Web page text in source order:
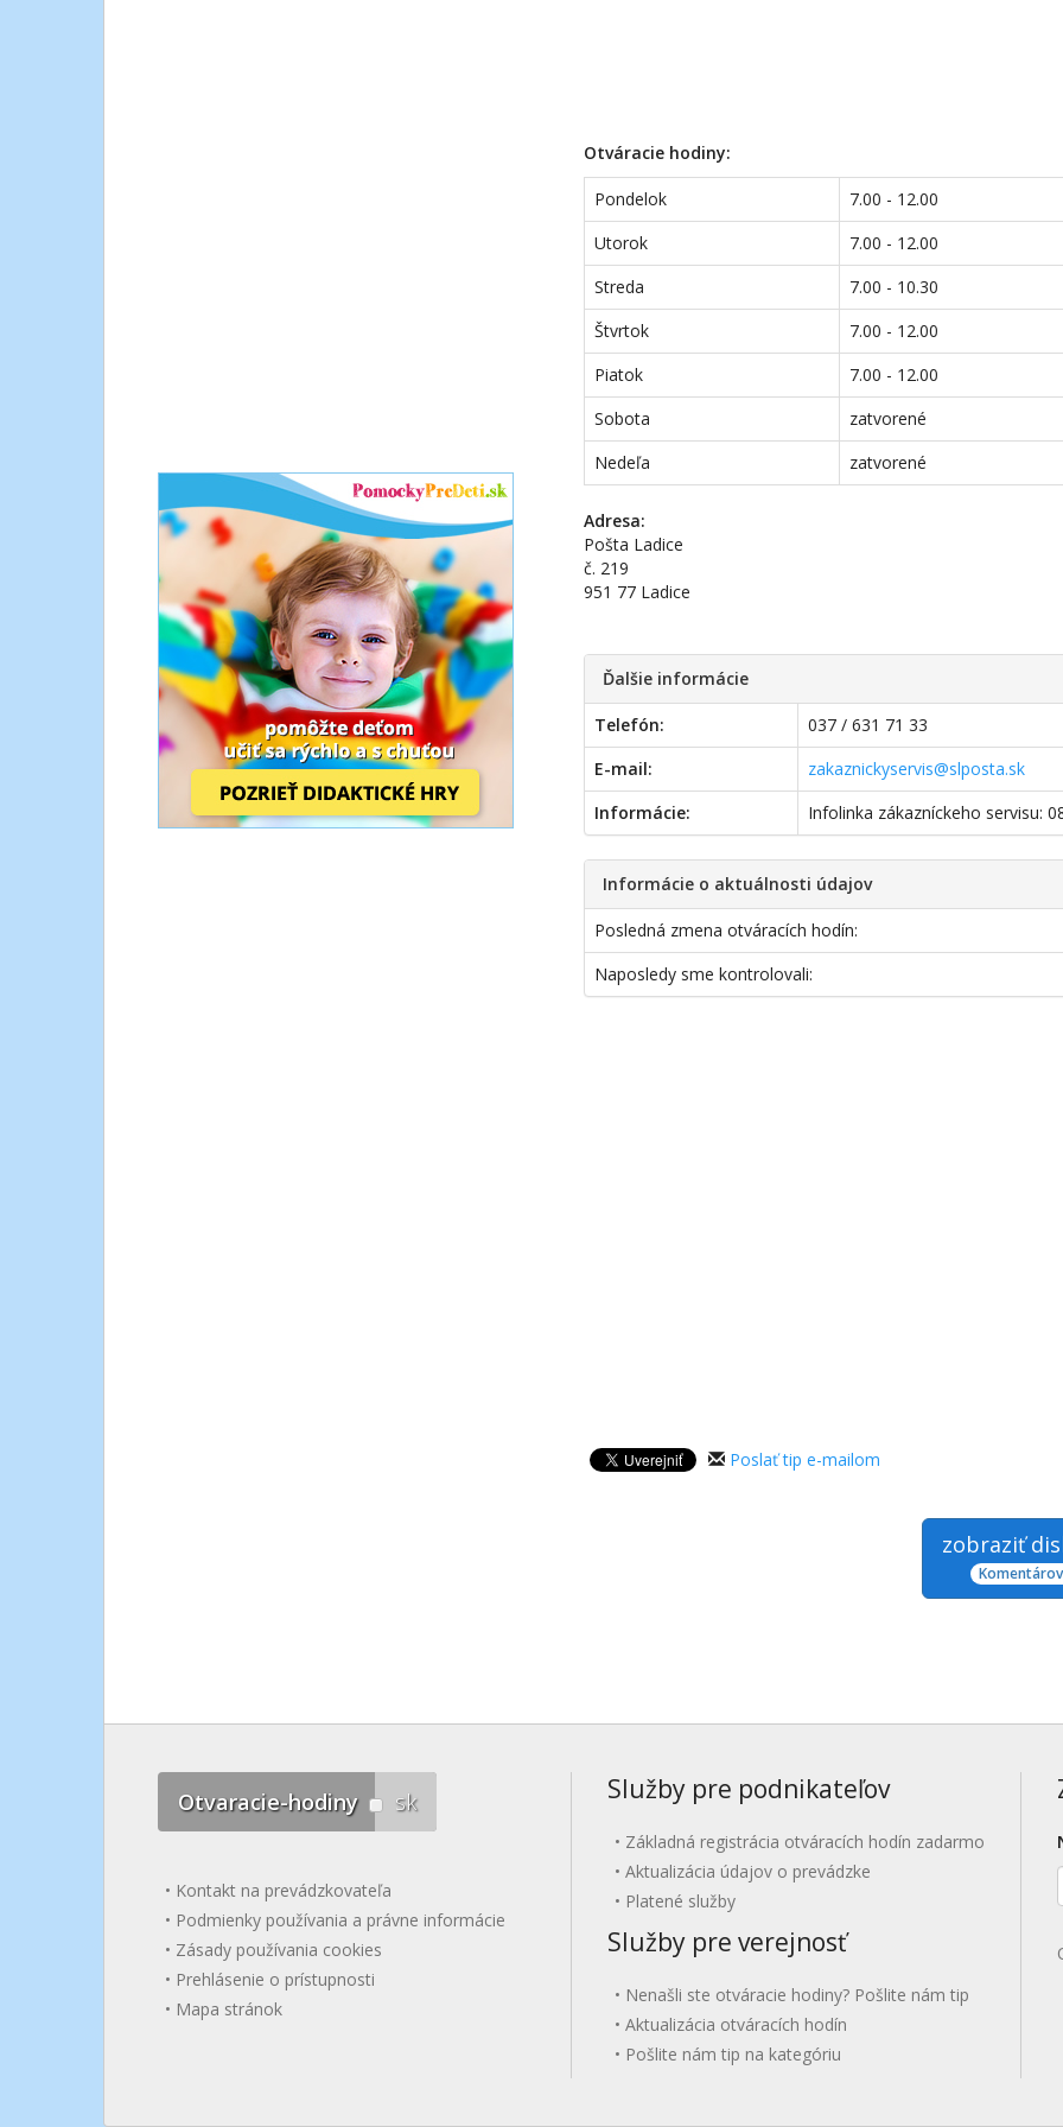
Otváracie hodiny:
Pondelok 7.00 - 12.00
Utorok
7.00 - 12.00
Streda
7.00 - 10.30
Štvrtok
7.00 - 12.00
Piatok
7.00 - 12.00
Sobota
zatvorené
Nedeľa
zatvorené
Adresa:
Pošta Ladice
č. 219
951 77 Ladice
Ďalšie informácie
Telefón:
037 / 631 71 33
E-mail:
zakaznickyservis@slposta.sk
Informácie:
Infolinka zákazníckeho servisu:
Informácie o aktuálnosti údajov
Posledná zmena otváracích hodín:
Naposledy sme kontrolovali:
Poslať tip e-mailom
zobraziť
Otvaracie-hodiny sk
Kontakt na prevádzkovateľa
Podmienky používania a právne informácie
Zásady používania cookies
Prehlásenie o prístupnosti
Mapa stránok
Služby pre podnikateľov
Základná registrácia otváracích hodín zadarmo
Aktualizácia údajov o prevádzke
Platené služby
Služby pre verejnosť
Nenašli ste otváracie hodiny? Pošlite nám tip
Aktualizácia otváracích hodín
Pošlite nám tip na kategóriu
E-